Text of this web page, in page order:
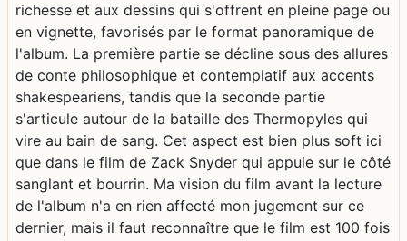
richesse et aux dessins qui s'offrent en pleine page ou
en vignette, favorisés par le format panoramique de
l'album. La première partie se décline sous des allures
de conte philosophique et contemplatif aux accents
shakespeariens, tandis que la seconde partie
s'articule autour de la bataille des Thermopyles qui
vire au bain de sang. Cet aspect est bien plus soft ici
que dans le film de Zack Snyder qui appuie sur le côté
sanglant et bourrin. Ma vision du film avant la lecture
de l'album n'a en rien affecté mon jugement sur ce
dernier, mais il faut reconnaître que le film est 100 fois